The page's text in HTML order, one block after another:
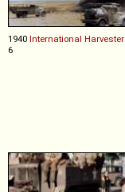
1940 International Harvester
6